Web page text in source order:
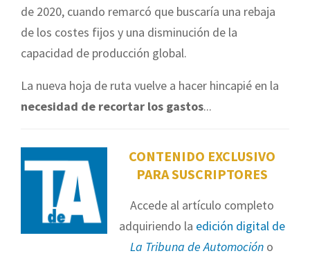
de 2020, cuando remarcó que buscaría una rebaja
de los costes fijos y una disminución de la
capacidad de producción global.
La nueva hoja de ruta vuelve a hacer hincapié en la
necesidad de recortar los gastos...
CONTENIDO EXCLUSIVO
PARA SUSCRIPTORES
Accede al artículo completo
adquiriendo la edición digital de
La Tribuna de Automoción o